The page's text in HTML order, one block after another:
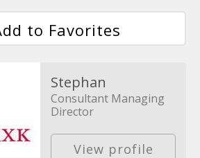
to Favorites
Stephan
Consultant Managing
Director
View profile